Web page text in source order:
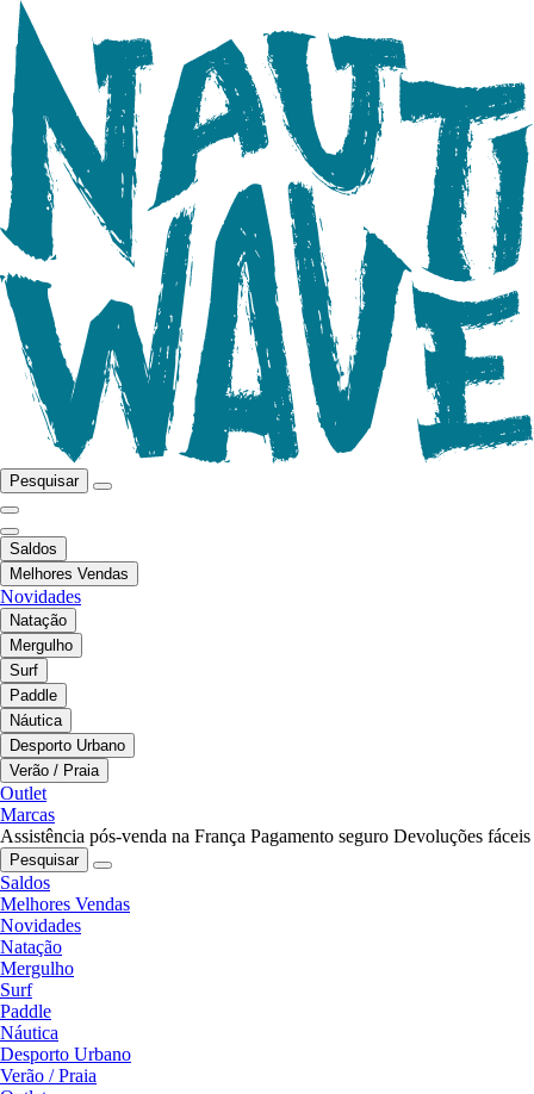
Pesquisar
Saldos
Melhores Vendas
Novidades
Natação
Mergulho
Surf
Paddle
Náutica
Desporto Urbano
Verão / Praia
Outlet
Marcas
Assistência pós-venda na França Pagamento seguro Devoluções fáceis
Pesquisar
Saldos
Melhores Vendas
Novidades
Natação
Mergulho
Surf
Paddle
Náutica
Desporto Urbano
Verão / Praia